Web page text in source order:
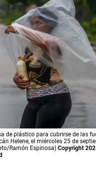
de plástico para cubrirse de las
Helene, el miércoles 25 de
Ramón Espinosa) Copyright